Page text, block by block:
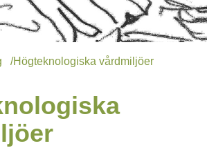
/Högteknologiska vårdmiljöer